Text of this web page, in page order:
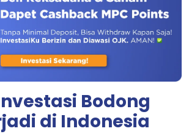
Bodong
di Indonesia